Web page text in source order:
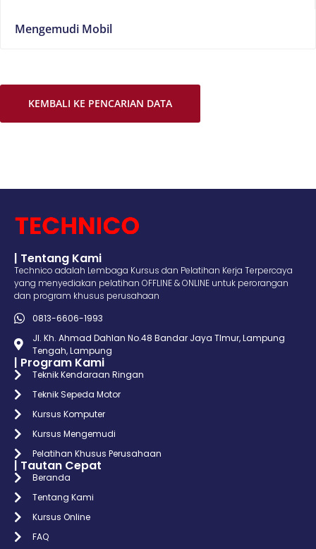
Mengemudi Mobil
KEMBALI KE PENCARIAN DATA
| Tentang Kami
Technico adalah Lembaga Kursus dan Pelatihan Kerja Terpercaya
yang menyediakan pelatihan OFFLINE & ONLINE untuk perorangan
dan program khusus perusahaan
0813-6606-1993
Jl. Kh. Ahmad Dahlan No.48 Bandar Jaya TImur, Lampung
Tengah, Lampung
| Program Kami
Teknik Kendaraan Ringan
Teknik Sepeda Motor
Kursus Komputer
Kursus Mengemudi
Pelatihan Khusus Perusahaan
| Tautan Cepat
Beranda
Tentang Kami
Kursus Online
FAQ